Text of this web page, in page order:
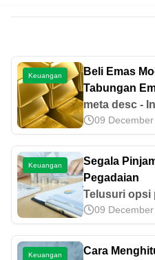
Keuangan
Beli Emas
Tabungan
meta desc -
09
Keuangan
Segala
Pegadaian
Telusuri opsi
Pegadaian.
tentang
pinjaman
09
Keuangan
Cara